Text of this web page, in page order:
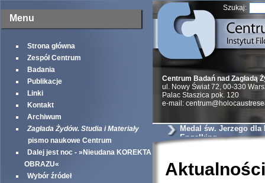
Menu
Strona główna
Zespół Centrum
Badania
Publikacje
Linki
Kontakt
Archiwum
Zagłada Żydów. Studia i Materiały
pismo naukowe Centrum
Dalej jest noc - »Nieudana KOREKTA
OBRAZU«
Wybór źródeł
Szukaj:
Centrum Badań nad Zagładą
ul. Nowy Świat 72, 00-330
Palac Staszica pok. 120
e-mail:
Medal św. Jerzego dla
Engelking
Aktualności